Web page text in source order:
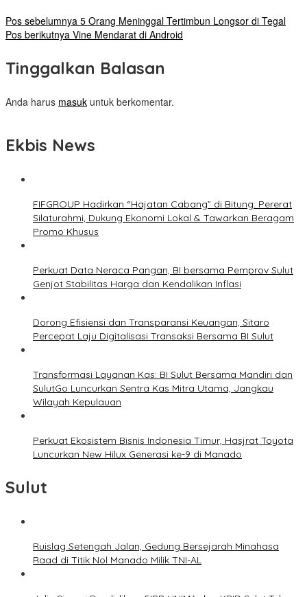
Pos sebelumnya 5 Orang Meninggal Tertimbun Longsor di Tegal
Pos berikutnya Vine Mendarat di Android
Tinggalkan Balasan
Anda harus masuk untuk berkomentar.
Ekbis News
FIFGROUP Hadirkan “Hajatan Cabang” di Bitung: Pererat
Silaturahmi, Dukung Ekonomi Lokal & Tawarkan Beragam
Promo Khusus
Perkuat Data Neraca Pangan, BI bersama Pemprov Sulut
Genjot Stabilitas Harga dan Kendalikan Inflasi
Dorong Efisiensi dan Transparansi Keuangan, Sitaro
Percepat Laju Digitalisasi Transaksi Bersama BI Sulut
Transformasi Layanan Kas: BI Sulut Bersama Mandiri dan
SulutGo Luncurkan Sentra Kas Mitra Utama, Jangkau
Wilayah Kepulauan
Perkuat Ekosistem Bisnis Indonesia Timur, Hasjrat Toyota
Luncurkan New Hilux Generasi ke-9 di Manado
Sulut
Ruislag Setengah Jalan, Gedung Bersejarah Minahasa
Raad di Titik Nol Manado Milik TNI-AL